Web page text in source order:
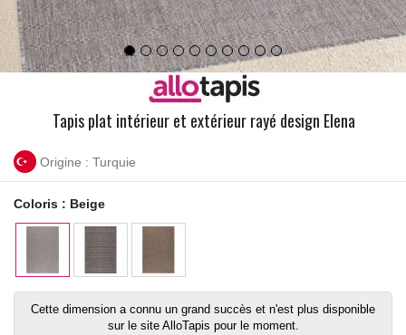
Tapis plat intérieur et extérieur rayé design Elena
Origine : Turquie
Coloris : Beige
Cette dimension a connu un grand succès et n'est plus disponible
sur le site AlloTapis pour le moment.